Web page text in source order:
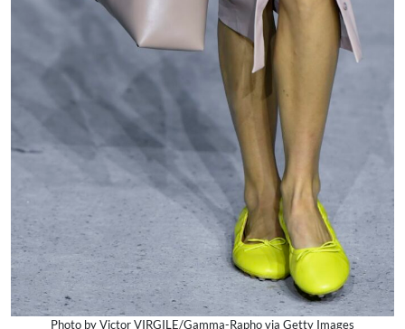
Photo by Victor VIRGILE/Gamma-Rapho via Getty Images